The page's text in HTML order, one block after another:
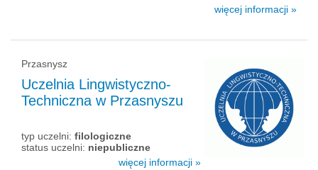
więcej informacji »
Przasnysz
Uczelnia Lingwistyczno-
Techniczna w Przasnyszu
typ uczelni: filologiczne
status uczelni: niepubliczne
więcej informacji »